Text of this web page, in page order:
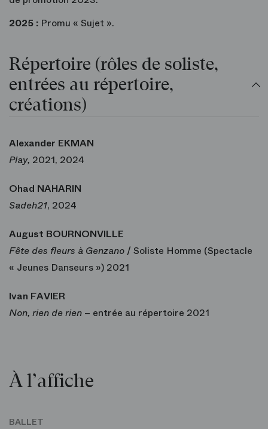
2025 : Promu « Sujet ».
Répertoire (rôles de soliste,
entrées au répertoire,
créations)
Alexander EKMAN
Play, 2021, 2024
Ohad NAHARIN
Sadeh21, 2024
August BOURNONVILLE
Fête des fleurs à Genzano / Soliste Homme (Spectacle
« Jeunes Danseurs ») 2021
Ivan FAVIER
Non, rien de rien – entrée au répertoire 2021
À l’affiche
BALLET